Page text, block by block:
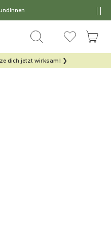
dich jetzt wirksam! ❯